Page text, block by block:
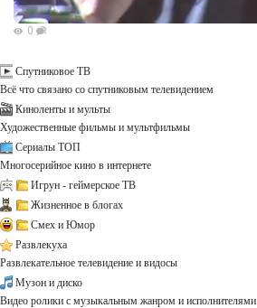
0
Спутниковое ТВ
Всё что связано со спутниковым телевидением
Киноленты и мульты
Художественные фильмы и мультфильмы
Сериалы ТОП
Многосерийное кино в интернете
Игрун - геймерское ТВ
Жизненное в блогах
Смех и Юмор
Развлекуха
Развлекательное телевидение и видосы
Музон и диско
Видео ролики с музыкальным жанром и исполнителями